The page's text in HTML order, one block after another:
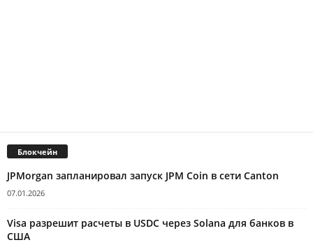
Блокчейн
JPMorgan запланировал запуск JPM Coin в сети Canton
07.01.2026
Visa разрешит расчеты в USDC через Solana для банков в
США